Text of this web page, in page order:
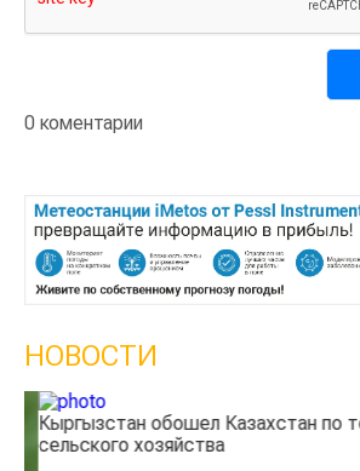
0 коментарии
НОВОСТИ
Кыргызстан обошел Казахстан по
сельского хозяйства